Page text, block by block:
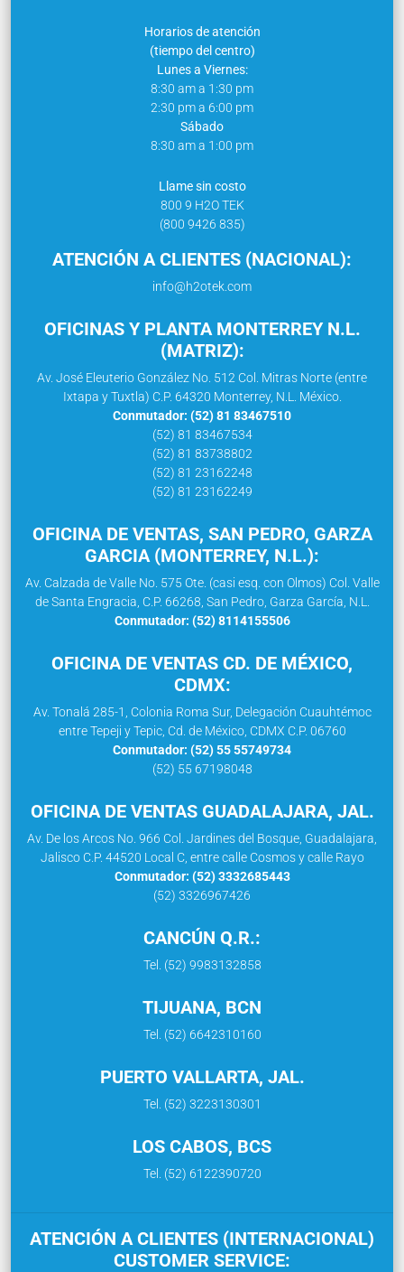
Horarios de atención
(tiempo del centro)
Lunes a Viernes:
8:30 am a 1:30 pm
2:30 pm a 6:00 pm
Sábado
8:30 am a 1:00 pm
Llame sin costo
800 9 H2O TEK
(800 9426 835)
ATENCIÓN A CLIENTES (NACIONAL):
info@h2otek.com
OFICINAS Y PLANTA MONTERREY N.L.
(MATRIZ):
Av. José Eleuterio González No. 512 Col. Mitras Norte (entre
Ixtapa y Tuxtla) C.P. 64320 Monterrey, N.L. México.
Conmutador: (52) 81 83467510
(52) 81 83467534
(52) 81 83738802
(52) 81 23162248
(52) 81 23162249
OFICINA DE VENTAS, SAN PEDRO, GARZA
GARCIA (MONTERREY, N.L.):
Av. Calzada de Valle No. 575 Ote. (casi esq. con Olmos) Col. Valle
de Santa Engracia, C.P. 66268, San Pedro, Garza García, N.L.
Conmutador: (52) 8114155506
OFICINA DE VENTAS CD. DE MÉXICO,
CDMX:
Av. Tonalá 285-1, Colonia Roma Sur, Delegación Cuauhtémoc
entre Tepeji y Tepic, Cd. de México, CDMX C.P. 06760
Conmutador: (52) 55 55749734
(52) 55 67198048
OFICINA DE VENTAS GUADALAJARA, JAL.
Av. De los Arcos No. 966 Col. Jardines del Bosque, Guadalajara,
Jalisco C.P. 44520 Local C, entre calle Cosmos y calle Rayo
Conmutador: (52) 3332685443
(52) 3326967426
CANCÚN Q.R.:
Tel. (52) 9983132858
TIJUANA, BCN
Tel. (52) 6642310160
PUERTO VALLARTA, JAL.
Tel. (52) 3223130301
LOS CABOS, BCS
Tel. (52) 6122390720
ATENCIÓN A CLIENTES (INTERNACIONAL)
CUSTOMER SERVICE: